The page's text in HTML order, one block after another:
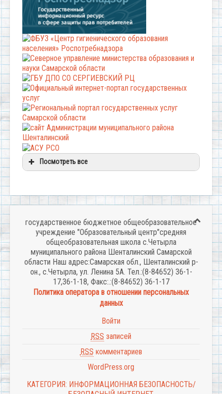
Посмотреть все
государственное бюджетное общеобразовательное
учреждение "Образовательный центр"средняя
общеобразовательная школа с.Четырла
муниципального района Шенталинский Самарской
области Наш адрес:Самарская обл., Шенталинский р-
он., с.Четырла, ул. Ленина 5А. Тел.:(8-84652) 36-1-
17,36-1-18, Факс:.:(8-84652) 36-1-17
Политика оператора в отношении персональных
данных
Войти
RSS записей
RSS комментариев
WordPress.org
КАТЕГОРИЯ: ИНФОРМАЦИОННАЯ БЕЗОПАСНОСТЬ/